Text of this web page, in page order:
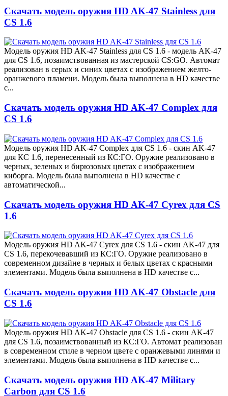
Скачать модель оружия HD AK-47 Stainless для
CS 1.6
Модель оружия HD AK-47 Stainless для CS 1.6 - модель AK-47
для CS 1.6, позаимствованная из мастерской CS:GO. Автомат
реализован в серых и синих цветах с изображением желто-
оранжевого пламени. Модель была выполнена в HD качестве
с...
Скачать модель оружия HD AK-47 Complex для
CS 1.6
Модель оружия HD AK-47 Complex для CS 1.6 - скин AK-47
для КС 1.6, перенесенный из КС:ГО. Оружие реализовано в
черных, зеленых и бирюзовых цветах с изображением
киборга. Модель была выполнена в HD качестве с
автоматической...
Скачать модель оружия HD AK-47 Cyrex для CS
1.6
Модель оружия HD AK-47 Cyrex для CS 1.6 - скин AK-47 для
CS 1.6, перекочевавший из КС:ГО. Оружие реализовано в
современном дизайне в черных и белых цветах с красными
элементами. Модель была выполнена в HD качестве с...
Скачать модель оружия HD AK-47 Obstacle для
CS 1.6
Модель оружия HD AK-47 Obstacle для CS 1.6 - скин AK-47
для CS 1.6, позаимствованный из КС:ГО. Автомат реализован
в современном стиле в черном цвете с оранжевыми линями и
элементами. Модель была выполнена в HD качестве с...
Скачать модель оружия HD AK-47 Military
Carbon для CS 1.6